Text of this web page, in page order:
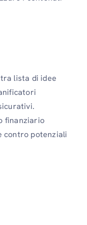
lista di idee
finanziario
contro potenziali